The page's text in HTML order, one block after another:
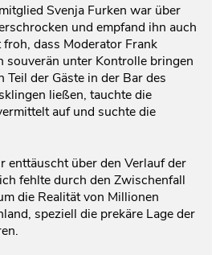
Svenja Furken war über
und empfand ihn auch
dass Moderator Frank
souverän unter Kontrolle bringen
Teil der Gäste in der Bar des
ließen, tauchte die
auf und suchte die
enttäuscht über den Verlauf der
fehlte durch den Zwischenfall
die Realität von Millionen
speziell die prekäre Lage der